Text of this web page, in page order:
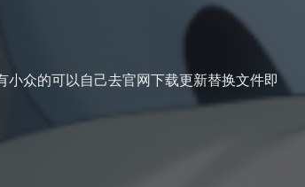
众的可以自己去官网下载更新替换文件即